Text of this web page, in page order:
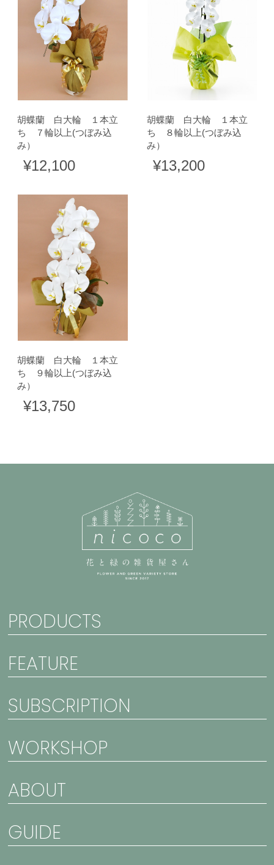
胡蝶蘭 白大輪 １本立
ち ７輪以上(つぼみ込
み）
¥12,100
胡蝶蘭 白大輪 １本立
ち ８輪以上(つぼみ込
み）
¥13,200
胡蝶蘭 白大輪 １本立
ち ９輪以上(つぼみ込
み）
¥13,750
PRODUCTS
FEATURE
SUBSCRIPTION
WORKSHOP
ABOUT
GUIDE